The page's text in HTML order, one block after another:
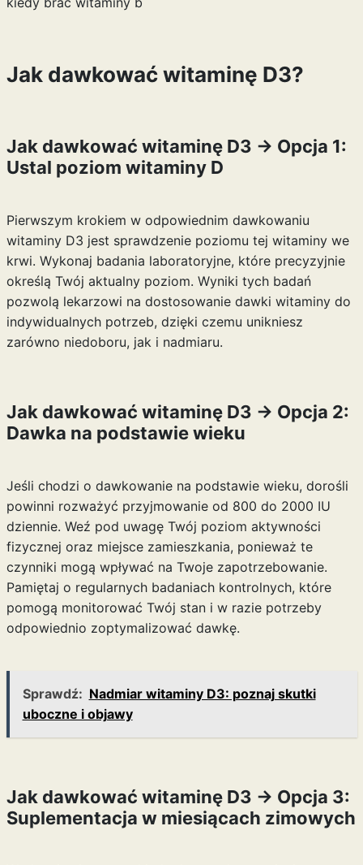
Jak dawkować witaminę D3?
Jak dawkować witaminę D3 -> Opcja 1:
Ustal poziom witaminy D
Pierwszym krokiem w odpowiednim dawkowaniu
witaminy D3 jest sprawdzenie poziomu tej witaminy we
krwi. Wykonaj badania laboratoryjne, które precyzyjnie
określą Twój aktualny poziom. Wyniki tych badań
pozwolą lekarzowi na dostosowanie dawki witaminy do
indywidualnych potrzeb, dzięki czemu unikniesz
zarówno niedoboru, jak i nadmiaru.
Jak dawkować witaminę D3 -> Opcja 2:
Dawka na podstawie wieku
Jeśli chodzi o dawkowanie na podstawie wieku, dorośli
powinni rozważyć przyjmowanie od 800 do 2000 IU
dziennie. Weź pod uwagę Twój poziom aktywności
fizycznej oraz miejsce zamieszkania, ponieważ te
czynniki mogą wpływać na Twoje zapotrzebowanie.
Pamiętaj o regularnych badaniach kontrolnych, które
pomogą monitorować Twój stan i w razie potrzeby
odpowiednio zoptymalizować dawkę.
Sprawdź: Nadmiar witaminy D3: poznaj skutki
uboczne i objawy
Jak dawkować witaminę D3 -> Opcja 3:
Suplementacja w miesiącach zimowych